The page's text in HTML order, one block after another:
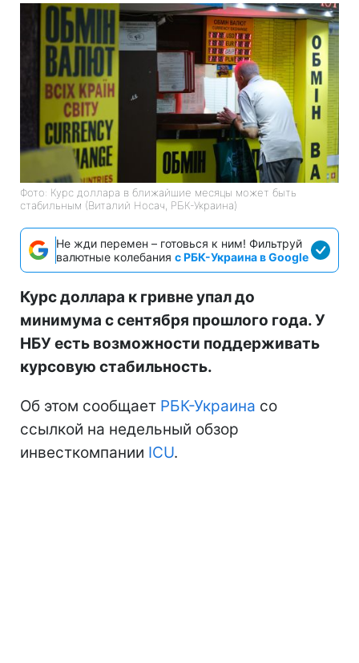
Фото: Курс доллара в ближайшие месяцы может быть
стабильным (Виталий Носач, РБК-Украина)
Не жди перемен – готовься к ним! Фильтруй
валютные колебания с РБК-Украина в Google
Курс доллара к гривне упал до
минимума с сентября прошлого года. У
НБУ есть возможности поддерживать
курсовую стабильность.
Об этом сообщает РБК-Украина со
ссылкой на недельный обзор
инвесткомпании ICU.